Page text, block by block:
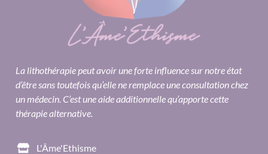
La lithothérapie peut avoir une forte influence sur notre état
d’être sans toutefois qu’elle ne remplace une consultation chez
un médecin. C’est une aide additionnelle qu’apporte cette
thérapie alternative.
L'Âme'Ethisme